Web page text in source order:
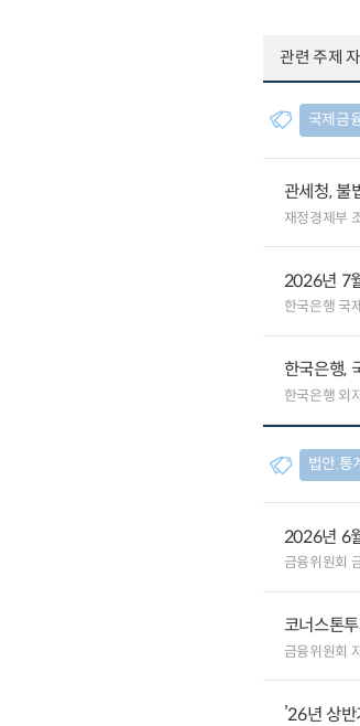
관련 주제
국제금
관세청, 불
재정경제부
2026년 7
한국은행 국
한국은행,
한국은행 외
법안.통
2026년 6
금융위원회
코너스톤
금융위원회
’26년 상